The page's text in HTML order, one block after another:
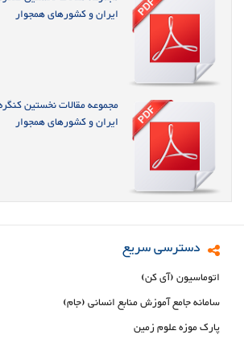
ایران و کشورهای همجوار
مجموعه مقالات نخستین
ایران و کشورهای همجوار
دسترسی سریع
اتوماسیون (آی کن)
سامانه جامع آموزش منابع انسانی (جام)
پارک موزه علوم زمین